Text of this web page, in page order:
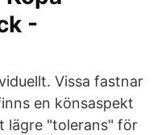
-
Vissa fastnar
en könsaspekt
lägre "tolerans" för